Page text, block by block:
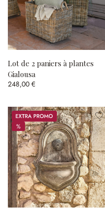
Lot de 2 paniers à plantes
Gialousa
248,00 €
Promos
%
%